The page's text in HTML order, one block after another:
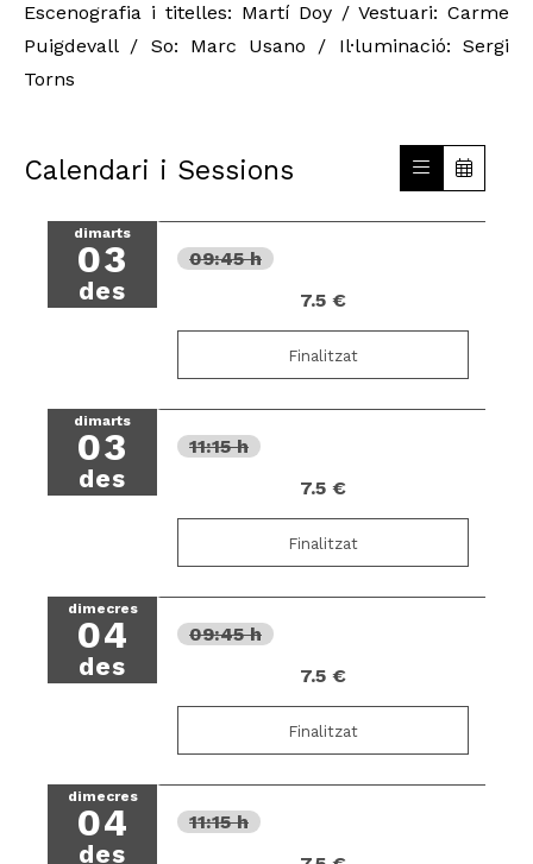
Escenografia i titelles: Martí Doy / Vestuari: Carme
Puigdevall / So: Marc Usano / Il·luminació: Sergi
Torns
Calendari i Sessions
dimarts
03
des
09:45 h
7.5 €
Finalitzat
dimarts
03
des
11:15 h
7.5 €
Finalitzat
dimecres
04
des
09:45 h
7.5 €
Finalitzat
dimecres
04
des
11:15 h